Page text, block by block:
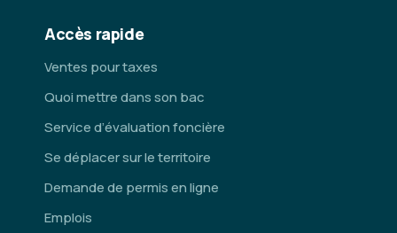
Accès rapide
Ventes pour taxes
Quoi mettre dans son bac
Service d’évaluation foncière
Se déplacer sur le territoire
Demande de permis en ligne
Emplois